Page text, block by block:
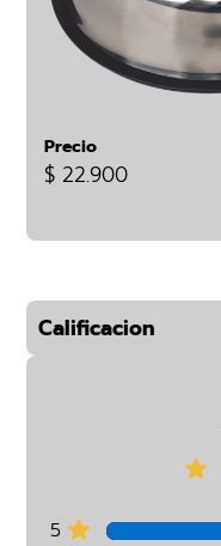
Precio
$ 22.900
Calificacion
5